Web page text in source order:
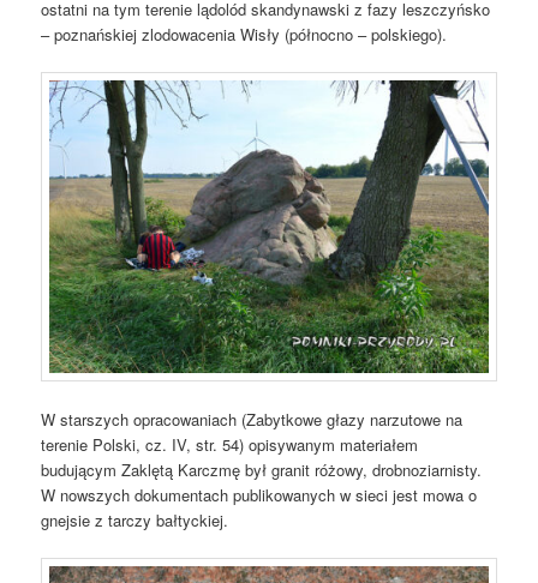
ostatni na tym terenie lądolód skandynawski z fazy leszczyńsko
– poznańskiej zlodowacenia Wisły (północno – polskiego).
W starszych opracowaniach (Zabytkowe głazy narzutowe na
terenie Polski, cz. IV, str. 54) opisywanym materiałem
budującym Zaklętą Karczmę był granit różowy, drobnoziarnisty.
W nowszych dokumentach publikowanych w sieci jest mowa o
gnejsie z tarczy bałtyckiej.